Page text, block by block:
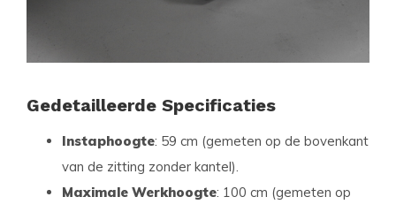
Gedetailleerde Specificaties
Instaphoogte: 59 cm (gemeten op de bovenkant
van de zitting zonder kantel).
Maximale Werkhoogte: 100 cm (gemeten op